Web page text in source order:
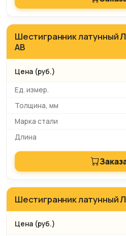
Шестигранник латунный
АВ
Шестигранник латунный